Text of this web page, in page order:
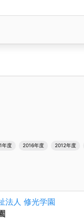
年度 2016年度 2012年度
法人 修光学園